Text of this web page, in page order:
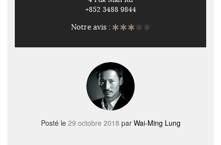
+852 3488 9844
Notre avis :
Posté le 29 octobre 2018 par Wai-Ming Lung